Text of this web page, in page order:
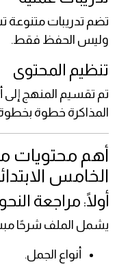
تضم تدريبات متنوعة
وليس الحفظ فقط.
تنظيم المحتوى
تم تقسيم المنهج
المذاكرة خطوة
أهم محتويات
الخامس الابتدائي
أولًا: مراجعة النحو
يشمل الملف شرحًا
أنواع الجمل.